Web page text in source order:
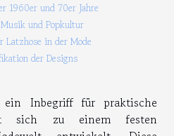
1960er und 70er Jahre
und Popkultur
Latzhose in der Mode
der Designs
Inbegriff für praktische
sich zu einem festen